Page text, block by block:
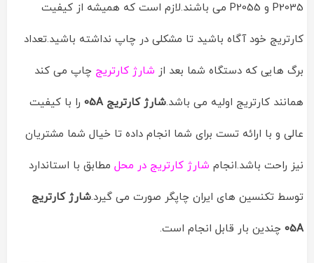
P2035 و P2055 می باشند.لازم است که همیشه از کیفیت
کارتریج خود آگاه باشید تا مشکلی در چاپ نداشته باشید.تعداد
برگ هایی که دستگاه شما بعد از شارژ کارتریج چاپ می کند
همانند کارتریج اولیه می باشد.شارژ کارتریج 05A را با کیفیت
عالی و با ارائه تست برای شما انجام داده تا خیال شما مشتریان
نیز راحت باشد.انجام شارژ کارتریج در محل مطابق با استاندارد
توسط تکنسین های ایران چاپگر صورت می گیرد.شارژ کارتریج
05A چندین بار قابل انجام است.